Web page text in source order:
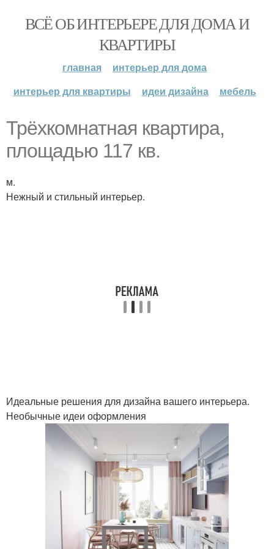
ВСЁ ОБ ИНТЕРЬЕРЕ ДЛЯ ДОМА И
КВАРТИРЫ
главная
интерьер для дома
интерьер для квартиры
идеи дизайна мебель
Трёхкомнатная квартира,
площадью 117 кв.
м.
Нежный и стильный интерьер.
Идеальные решения для дизайна вашего интерьера.
Необычные идеи оформления